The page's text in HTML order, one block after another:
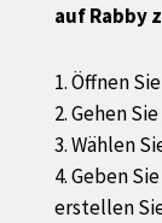
auf Rabby
Öffnen
Gehen
Wählen
Geben
erstellen